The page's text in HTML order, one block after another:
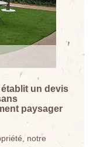
un devis
paysager
notre